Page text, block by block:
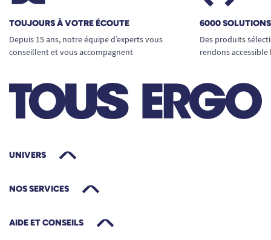
TOUJOURS À VOTRE ÉCOUTE
Depuis 15 ans, notre équipe d’experts vous
conseillent et vous accompagnent
6000
Des produits
rendons
UNIVERS
NOS SERVICES
AIDE ET CONSEILS